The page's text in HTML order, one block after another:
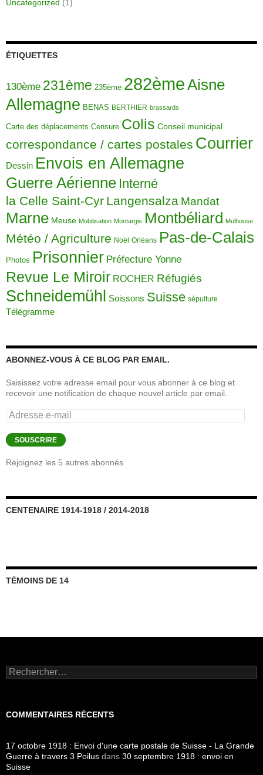
Uncategorized (1)
ÉTIQUETTES
130ème 231ème 235ème 282èmeAisne
Allemagne BENAS BERTHIER brassards
Carte des déplacements Censure Colis Conseil municipal
correspondance / cartes postales Courrier
Dessin Envois en Allemagne
Guerre Aérienne Interné
la Celle Saint-Cyr Langensalza Mandat
Marne Meuse Mobilisation Montargis Montbéliard Mulhouse
Météo / Agriculture Noël Orléans Pas-de-Calais
Photos Prisonnier Préfecture Yonne
Revue Le Miroir ROCHER Réfugiés
Schneidemühl Soissons Suisse sépulture
Télégramme
ABONNEZ-VOUS À CE BLOG PAR EMAIL.
Saisissez votre adresse email pour vous abonner à ce blog et
recevoir une notification de chaque nouvel article par email.
Adresse
e-
mail
SOUSCRIRE
Rejoignez les 5 autres abonnés
CENTENAIRE 1914-1918 / 2014-2018
TÉMOINS DE 14
Rechercher :
COMMENTAIRES RÉCENTS
17 octobre 1918 : Envoi d'une carte postale de Suisse - La Grande
Guerre à travers 3 Poilus dans 30 septembre 1918 : envoi en
Suisse